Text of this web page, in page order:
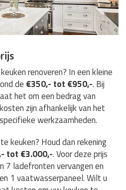
renoveren? In een kleine
de €350,- tot €950,-. Bij
het om een bedrag van
zijn afhankelijk van het
werkzaamheden.
keuken? Houd dan rekening
tot €3.000,-. Voor deze prijs
7 ladefronten vervangen en
1 vaatwasserpaneel. Wilt u